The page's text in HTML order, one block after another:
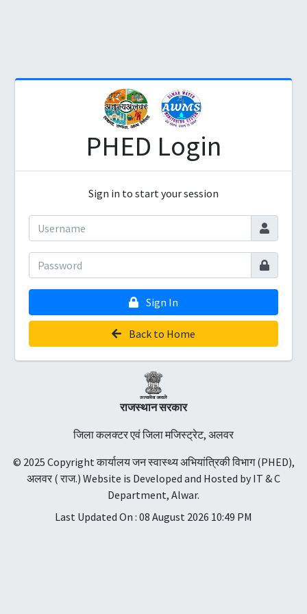
PHED Login
Sign in to start your session
Sign In
Back to Home
राजस्थान सरकार
जिला कलक्टर एवं जिला मजिस्ट्रेट, अलवर
© 2025 Copyright कार्यालय जन स्वास्थ्य अभियांत्रिकी विभाग (PHED),
अलवर ( राज.) Website is Developed and Hosted by IT & C
Department, Alwar.
Last Updated On : 08 August 2026 10:49 PM